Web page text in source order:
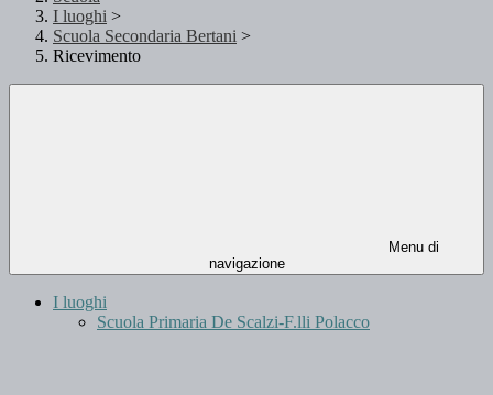
I luoghi >
Scuola Secondaria Bertani >
Ricevimento
Menu di
navigazione
I luoghi
Scuola Primaria De Scalzi-F.lli Polacco